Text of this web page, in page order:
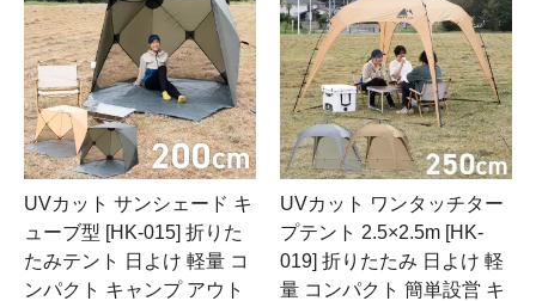
UVカット サンシェード キ
ューブ型 [HK-015] 折りた
たみテント 日よけ 軽量 コ
ンパクト キャンプ アウト
UVカット ワンタッチター
プテント 2.5×2.5m [HK-
019] 折りたたみ 日よけ 軽
量 コンパクト 簡単設営 キ